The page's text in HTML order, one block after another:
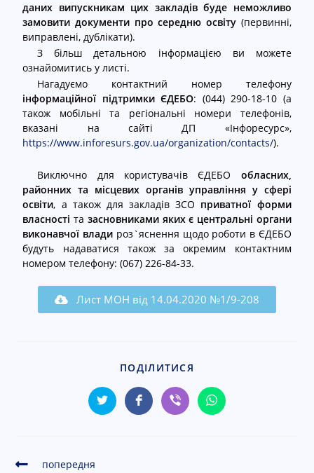
даних випускникам цих закладів буде неможливо
замовити документи про середню освіту(первинні,
виправлені, дублікати).
З більш детальною інформацією ви можете
ознайомитись у листі.
Нагадуємо контактний номер телефону
інформаційної підтримки ЄДЕБО: (044) 290-18-10 (а
також мобільні та регіональні номери телефонів,
вказані на сайті ДП «Інфоресурс»,
https://www.inforesurs.gov.ua/organization/contacts/).
Виключно для користувачів ЄДЕБО обласних,
районних та місцевих органів управління у сфері
освіти, а також для закладів ЗСО приватної форми
власності та засновниками яких є центральні органи
виконавчої влади роз`яснення щодо роботи в ЄДЕБО
будуть надаватися також за окремим контактним
номером телефону: (067) 226-84-33.
Лист МОН від 14.04.2020 №1/9-208
ПОДІЛИТИСЯ
попередня